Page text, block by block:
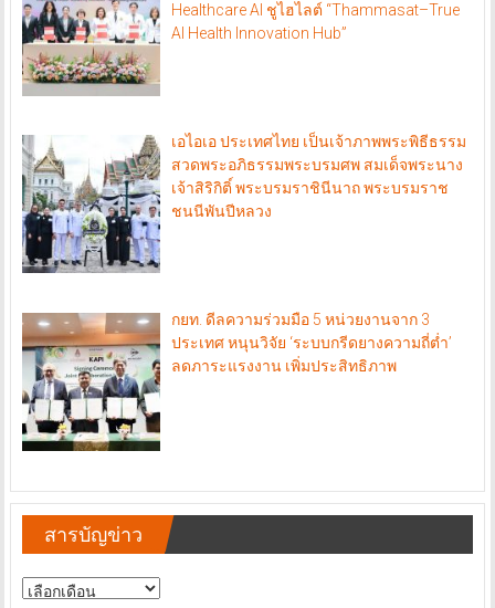
Healthcare AI ชูไฮไลต์ “Thammasat–True
AI Health Innovation Hub”
เอไอเอ ประเทศไทย เป็นเจ้าภาพพระพิธีธรรม
สวดพระอภิธรรมพระบรมศพ สมเด็จพระนาง
เจ้าสิริกิติ์ พระบรมราชินีนาถ พระบรมราช
ชนนีพันปีหลวง
กยท. ดีลความร่วมมือ 5 หน่วยงานจาก 3
ประเทศ หนุนวิจัย ‘ระบบกรีดยางความถี่ต่ำ’
ลดภาระแรงงาน เพิ่มประสิทธิภาพ
สารบัญข่าว
สารบัญ